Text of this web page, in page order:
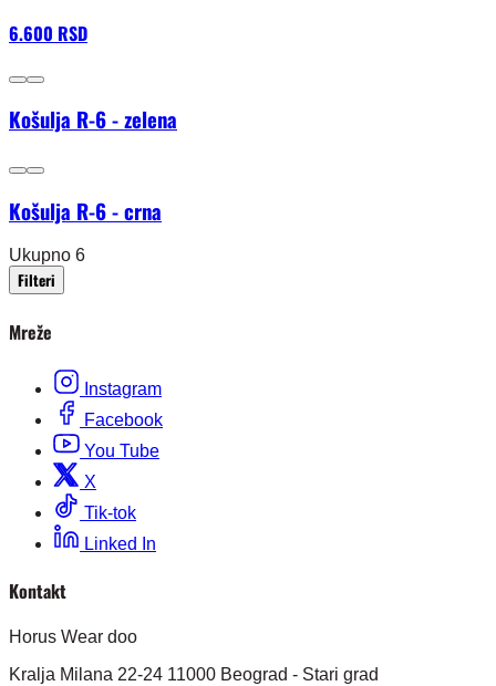
6.600 RSD
Košulja R-6 - zelena
Košulja R-6 - crna
Ukupno 6
Filteri
Mreže
Instagram
Facebook
You Tube
X
Tik-tok
Linked In
Kontakt
Horus Wear doo
Kralja Milana 22-24 11000 Beograd - Stari grad